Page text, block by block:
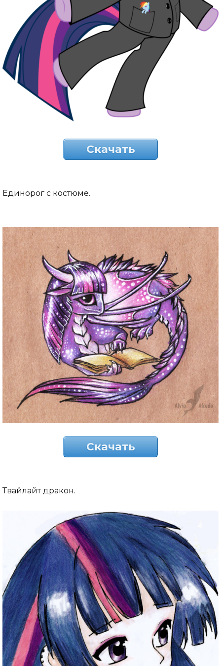
Скачать
Единорог с костюме.
Скачать
Твайлайт дракон.